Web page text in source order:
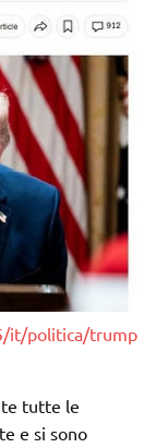
it/politica/trump
tutte le
e si sono